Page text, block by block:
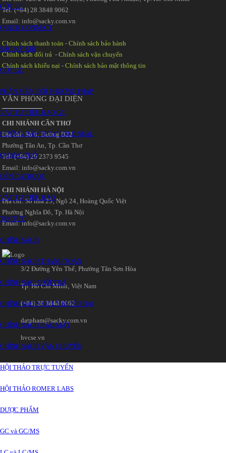
CỘT LC
QUICK CONNECT
SẮC KÝ KHÍ
CỘT GC
PHẦN MỀM ĐỔI PHƯƠNG PHÁP
VẬT TƯ TIÊU HAO GC
HƯỚNG DẪN THAY GOLD SEAL
QUANG PHỔ
ĐÈN CATHODE
VẬT TƯ TIÊU HAO
TIN TỨC
CHÍNH SÁCH
CHÍNH SÁCH THANH TOÁN
CHÍNH SÁCH ĐỔI TRẢ
CHÍNH SÁCH XỬ LÝ KHIẾU NẠI
CHÍNH SÁCH BẢO MẬT
CHÍNH SÁCH VẬN CHUYỂN
HỘI THẢO TRỰC TUYẾN
HỘI THẢO ROMER LABS
DƯỢC PHẨM
GC và GC/MS
Tel: (+84) 28 3848 9062
Email: info@sacky.com.vn
Chính sách thanh toán -Chính sách bảo hành
Chính sách đổi trả -Chính sách vận chuyển
Chính sách khiếu nại -Chính sách bảo mật thông tin
VĂN PHÒNG ĐẠI DIỆN
CHI NHÁNH CẦN THƠ
Địa chỉ: Số 6‚ Đường B22
Phường Tân An‚ Tp. Cần Thơ
Tel: (+84) 29 2373 9545
Email: info@sacky.com.vn
CHI NHÁNH HÀ NỘI
Địa chỉ: Số nhà 25‚ Ngõ 24‚ Hoàng Quốc Việt
Phường Nghĩa Đô‚ Tp. Hà Nội
Email: info@sacky.com.vn
3/2 Đường Yên Thế‚ Phường Tân Sơn Hòa
Tp. Hồ Chí Minh‚ Việt Nam
(+84) 28 3848 9062
datpham@sacky.com.vn
hvcse.vn